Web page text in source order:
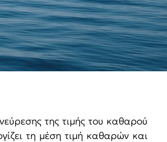
της τιμής του καθαρού
τη μέση τιμή καθαρών και